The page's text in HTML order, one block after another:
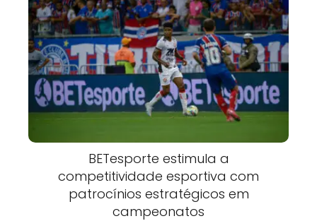
BETesporte estimula a
competitividade esportiva com
patrocínios estratégicos em
campeonatos